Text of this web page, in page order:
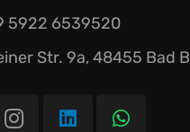
5922 6539520
Str. 9a, 48455 Bad